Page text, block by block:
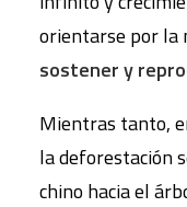
orientarse por la
sostener y
Mientras tanto,
la deforestación
chino hacia el